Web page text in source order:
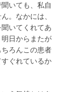
いても、私自
。なかには、
いてくれてあ
日からまたが
ろんこの患者
ぐれているか